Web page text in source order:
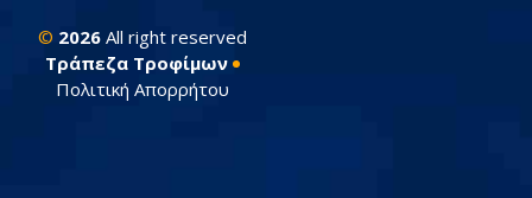
© 2026All right reserved
Tράπεζα Τροφίμων
Πολιτική Απορρήτου